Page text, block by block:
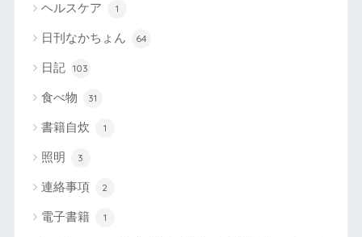
ヘルスケア 1
日刊なかちょん 64
日記 103
食べ物 31
書籍自炊 1
照明 3
連絡事項 2
電子書籍 1